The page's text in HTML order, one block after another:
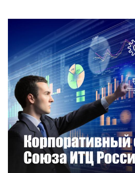
Смотреть проект